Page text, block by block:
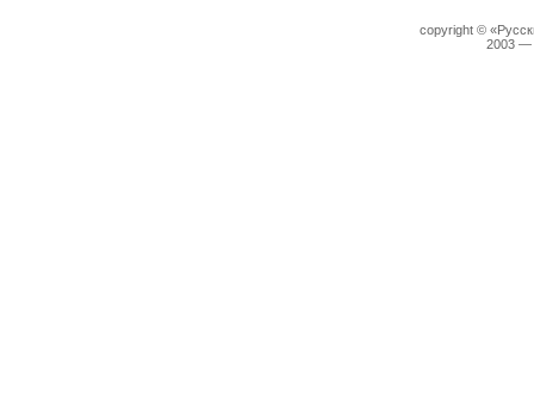
copyright ©
2003 —